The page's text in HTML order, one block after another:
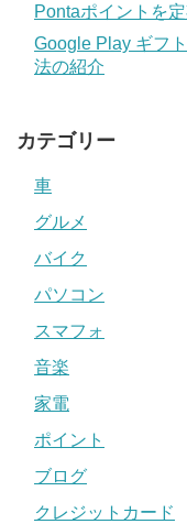
Pontaポイントを
Google Play ギフ
法の紹介
カテゴリー
車
グルメ
バイク
パソコン
スマフォ
音楽
家電
ポイント
ブログ
クレジットカード